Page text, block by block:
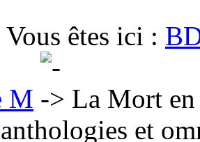
êtes ici :
M
La Mort en
et